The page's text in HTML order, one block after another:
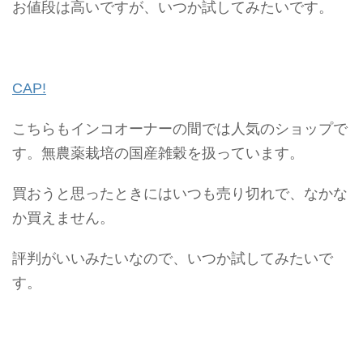
お値段は高いですが、いつか試してみたいです。
CAP!
こちらもインコオーナーの間では人気のショップで
す。無農薬栽培の国産雑穀を扱っています。
買おうと思ったときにはいつも売り切れで、なかな
か買えません。
評判がいいみたいなので、いつか試してみたいで
す。